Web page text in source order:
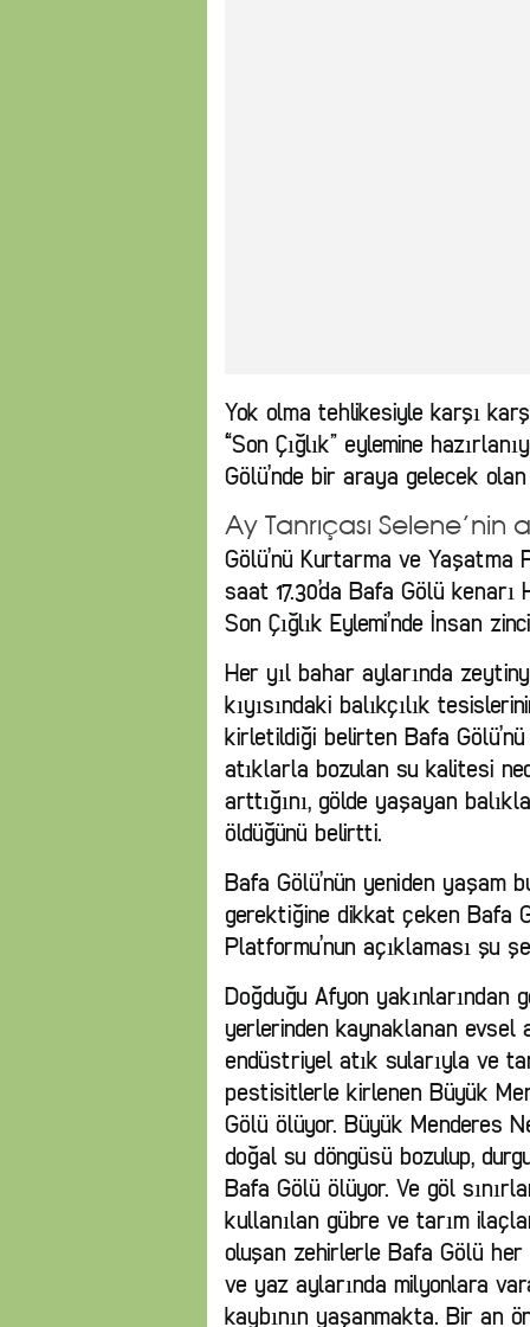
Yok olma tehlikesiyle karşı
“Son Çığlık” eylemine
Gölü’nde bir araya gelecek
Ay Tanrıçası
Gölü’nü Kurtarma ve Yaşatma
saat 17.30’da Bafa Gölü
Son Çığlık Eylemi’nde İnsan
Her yıl bahar aylarında
kıyısındaki balıkçılık
kirletildiği belirten Bafa
atıklarla bozulan su kalitesi
arttığını, gölde yaşayan
öldüğünü belirtti.
Bafa Gölü’nün yeniden yaşam
gerektiğine dikkat çeken Bafa
Platformu’nun açıklaması şu
Doğduğu Afyon
yerlerinden kaynaklanan evsel
endüstriyel atık sularıyla ve
pestisitlerle kirlenen Büyük
Gölü ölüyor. Büyük Menderes
doğal su döngüsü bozulup,
Bafa Gölü ölüyor. Ve göl
kullanılan gübre ve tarım
oluşan zehirlerle Bafa Gölü
ve yaz aylarında milyonlara
kaybının yaşanmakta. Bir an